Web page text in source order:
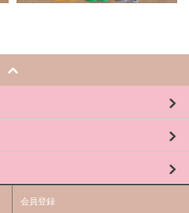
会員登録